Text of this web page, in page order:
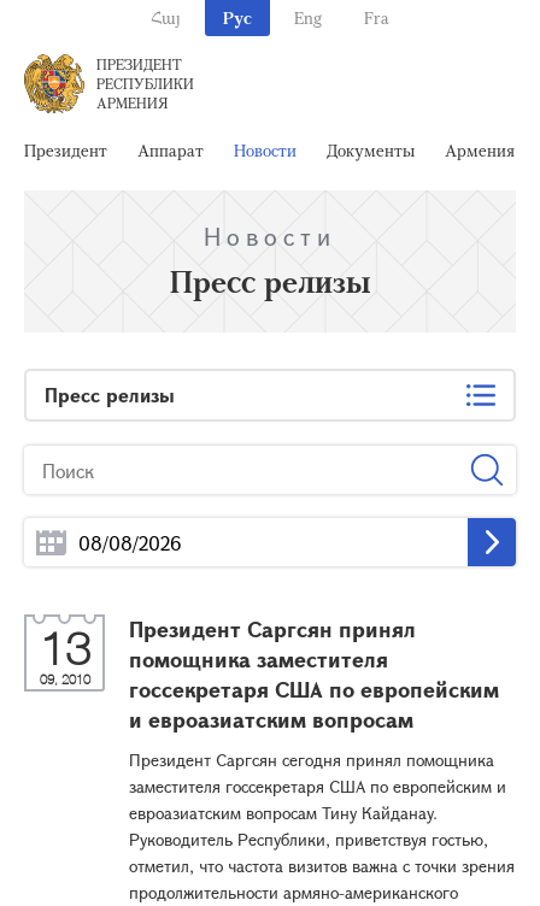
Հայ Рус Eng Fra
ПРЕЗИДЕНТ
РЕСПУБЛИКИ
АРМЕНИЯ
Президент Аппарат Новости Документы Армения
Новости
Пресс релизы
Пресс релизы
13
09, 2010
Президент Саргсян принял
помощника заместителя
госсекретаря США по европейским
и евроазиатским вопросам
Президент Саргсян сегодня принял помощника
заместителя госсекретаря США по европейским и
евроазиатским вопросам Тину Кайданау.
Руководитель Республики, приветствуя гостью,
отметил, что частота визитов важна с точки зрения
продолжительности армяно-американского